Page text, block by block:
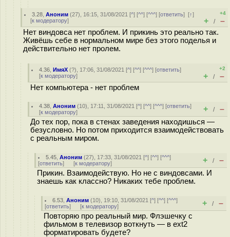
3.28 ,Аноним (27), 16:15, 31/08/2021 [^] [^^] [^^^] [ответить][↑]
[к модератору]
+4
+ / –
Нет виндовса нет проблем. И прикинь это реально так.
Живёшь себе в нормальном мире без этого поделья и
действительно нет пролем.
4.36 ,ИмяХ (?), 17:06, 31/08/2021 [^] [^^] [^^^] [ответить]
[к модератору]
+2
+ / –
Нет компьютера - нет проблем
4.38 ,Аноним (10), 17:11, 31/08/2021 [^] [^^] [^^^] [ответить]
[к модератору] + / –
До тех пор, пока в стенах заведения находишься —
безусловно. Но потом приходится взаимодействовать
с реальным миром.
5.45 ,Аноним (27), 17:33, 31/08/2021 [^] [^^] [^^^]
[ответить] [к модератору] + / –
Прикин. Взаимодействую. Но не с виндовсами. И
знаешь как классно? Никаких тебе проблем.
6.53 ,Аноним (10), 19:10, 31/08/2021 [^] [^^] [^^^]
[ответить] [к модератору] + / –
Повторяю про реальный мир. Флэшечку с
фильмом в телевизор воткнуть — в ext2
форматировать будете?